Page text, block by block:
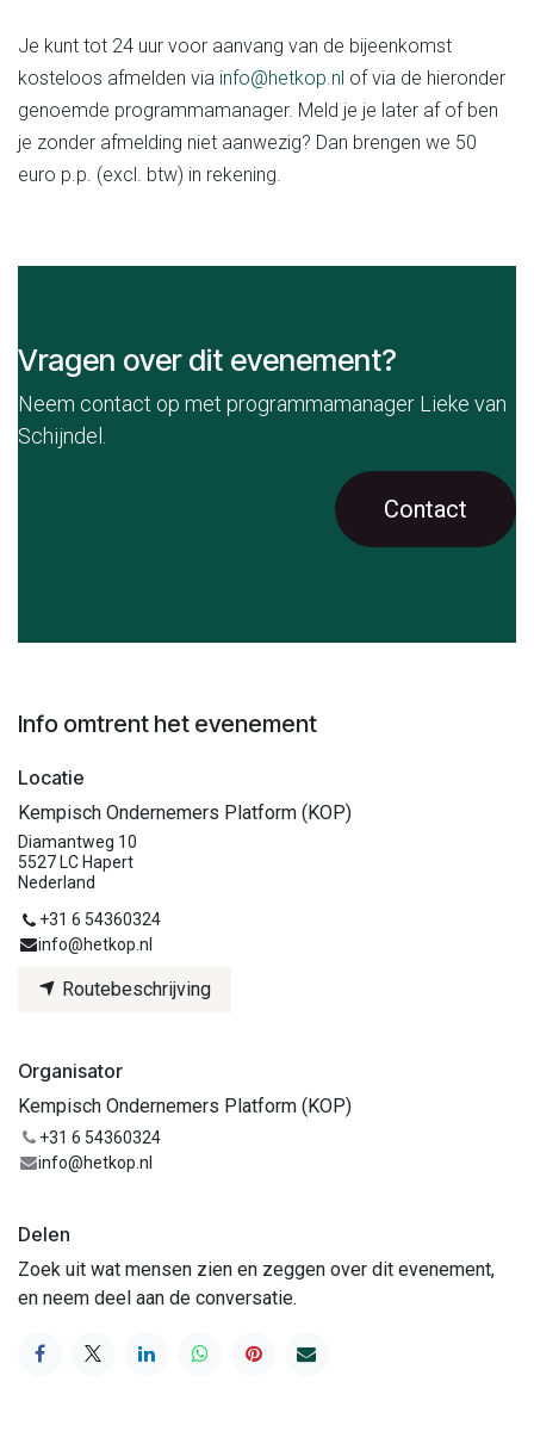
Je kunt tot 24 uur voor aanvang van de bijeenkomst
kosteloos afmelden via info@hetkop.nl of via de hieronder
genoemde programmamanager. Meld je je later af of ben
je zonder afmelding niet aanwezig? Dan brengen we 50
euro p.p. (excl. btw) in rekening.
Vragen over dit evenement?
Neem contact op met programmamanager Lieke van
Schijndel.
Contact
Info omtrent het evenement
Locatie
Kempisch Ondernemers Platform (KOP)
Diamantweg 10
5527 LC Hapert
Nederland
+31 6 54360324
info@hetkop.nl
Routebeschrijving
Organisator
Kempisch Ondernemers Platform (KOP)
+31 6 54360324
info@hetkop.nl
Delen
Zoek uit wat mensen zien en zeggen over dit evenement,
en neem deel aan de conversatie.